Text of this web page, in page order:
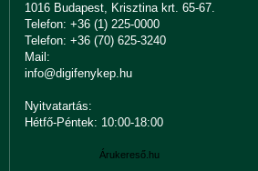
1016 Budapest, Krisztina krt. 65-67.
Telefon: +36 (1) 225-0000
Telefon: +36 (70) 625-3240
Mail:
info@digifenykep.hu
Nyitvatartás:
Hétfő-Péntek: 10:00-18:00
Árukereső.hu